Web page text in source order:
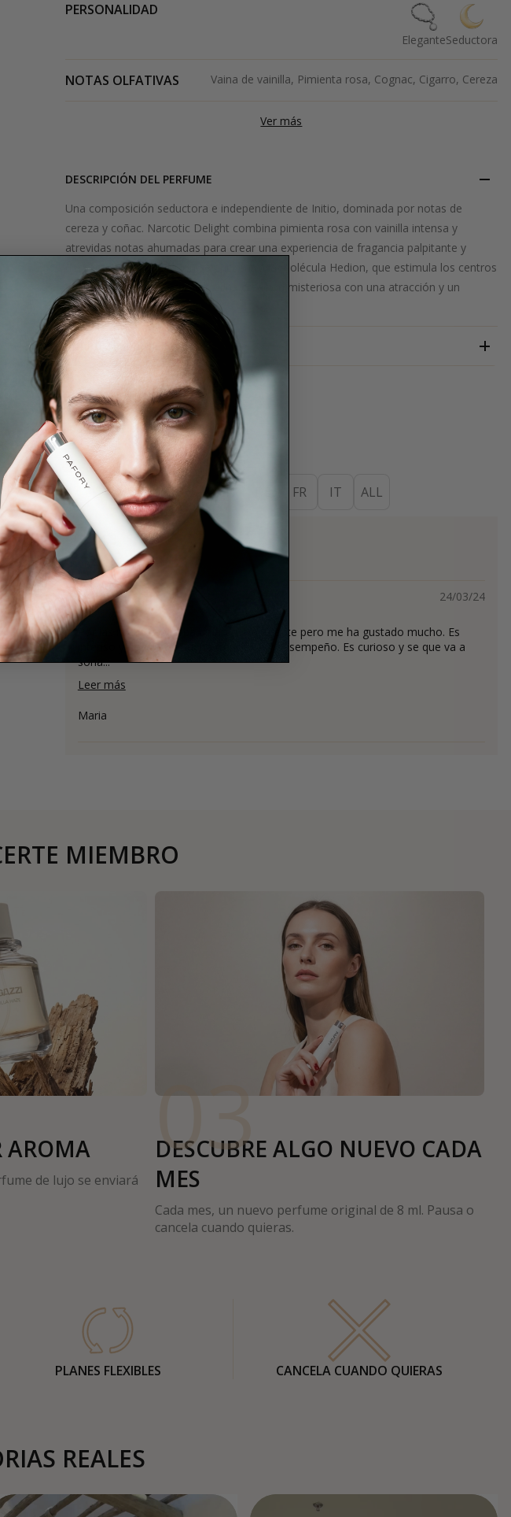
PERSONALIDAD
EleganteSeductora
NOTAS OLFATIVAS Vaina de vainilla, Pimienta rosa, Cognac, Cigarro, Cereza
Ver más
DESCRIPCIÓN DEL PERFUME
Una composición seductora e independiente de Initio, dominada por notas de
cereza y coñac. Narcotic Delight combina pimienta rosa con vainilla intensa y
atrevidas notas ahumadas para crear una experiencia de fragancia palpitante y
descarada. En su corazón se encuentra la molécula Hedion, que estimula los centros
de placer de nuestro cerebro. Una creación misteriosa con una atracción y un
erotismo insanos.
SOBRE LA MARCA INITIO
EN FR IT ALL
4.3
Comentarios
24/03/24
Por las notas esperaba un aroma diferente pero me ha gustado mucho. Es
intenso y nocturno. Buena transición y desempeño. Es curioso y se que va a
sona...
Leer más
Maria
MIEMBRO
AROMA
de lujo se enviará
03
DESCUBRE ALGO NUEVO CADA
MES
Cada mes, un nuevo perfume original de 8 ml. Pausa o
cancela cuando quieras.
PLANES FLEXIBLES CANCELA CUANDO QUIERAS
REALES